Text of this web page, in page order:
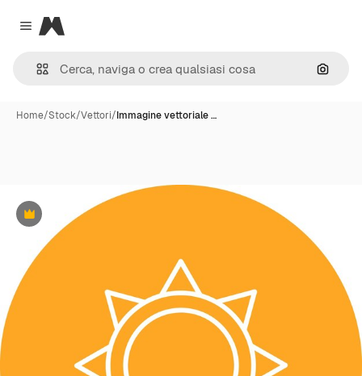
Close menu
Magnific
Cerca
Home/Stock/Vettori/Immagine vettoriale …
Premium